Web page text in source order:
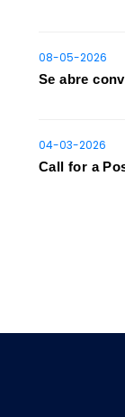
08-05-2026
Se abre
04-03-2026
Call for a